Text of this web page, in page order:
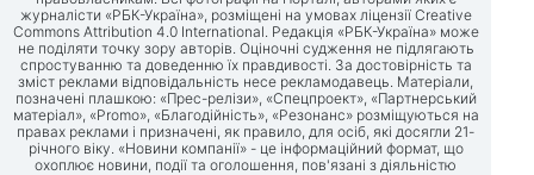
журналісти «РБК-Україна», розміщені на умовах ліцензії Creative
Commons Attribution 4.0 International. Редакція «РБК-Україна» може
не поділяти точку зору авторів. Оціночні судження не підлягають
спростуванню та доведенню їх правдивості. За достовірність та
зміст реклами відповідальність несе рекламодавець. Матеріали,
позначені плашкою: «Прес-релізи», «Спецпроект», «Партнерський
матеріал», «Promo», «Благодійність», «Резонанс» розміщуються на
правах реклами і призначені, як правило, для осіб, які досягли 21-
річного віку. «Новини компанії» - це інформаційний формат, що
охоплює новини, події та оголошення, пов'язані з діяльністю